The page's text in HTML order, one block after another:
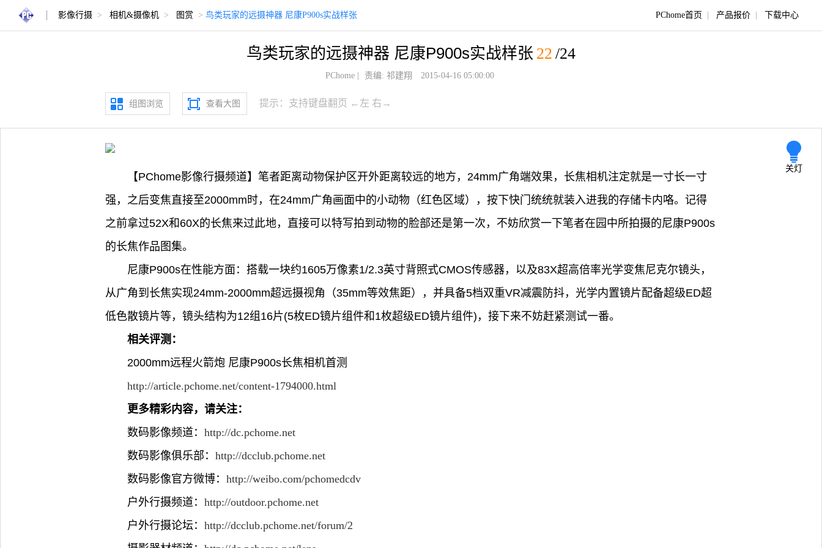
影像行摄 > 相机&摄像机 > 图赏 > 鸟类玩家的远摄神器 尼康P900s实战样张 PChome首页 产品报价 下载中心
鸟类玩家的远摄神器 尼康P900s实战样张 22 /24
PChome| 责编: 祁建翔 2015-04-16 05:00:00
组图浏览 查看大图 提示：支持键盘翻页 ←左 右→
关灯
【PChome影像行摄频道】笔者距离动物保护区开外距离较远的地方，24mm广角端效果，长焦相机注定就是一寸长一寸
强，之后变焦直接至2000mm时，在24mm广角画面中的小动物（红色区域），按下快门统统就装入进我的存储卡内咯。记得
之前拿过52X和60X的长焦来过此地，直接可以特写拍到动物的脸部还是第一次，不妨欣赏一下笔者在园中所拍摄的尼康P900s
的长焦作品图集。
尼康P900s在性能方面：搭载一块约1605万像素1/2.3英寸背照式CMOS传感器，以及83X超高倍率光学变焦尼克尔镜头，
从广角到长焦实现24mm-2000mm超远摄视角（35mm等效焦距），并具备5档双重VR减震防抖，光学内置镜片配备超级ED超
低色散镜片等，镜头结构为12组16片(5枚ED镜片组件和1枚超级ED镜片组件)，接下来不妨赶紧测试一番。
相关评测：
2000mm远程火箭炮 尼康P900s长焦相机首测
http://article.pchome.net/content-1794000.html
更多精彩内容，请关注：
数码影像频道： http://dc.pchome.net
数码影像俱乐部： http://dcclub.pchome.net
数码影像官方微博： http://weibo.com/pchomedcdv
户外行摄频道： http://outdoor.pchome.net
户外行摄论坛： http://dcclub.pchome.net/forum/2